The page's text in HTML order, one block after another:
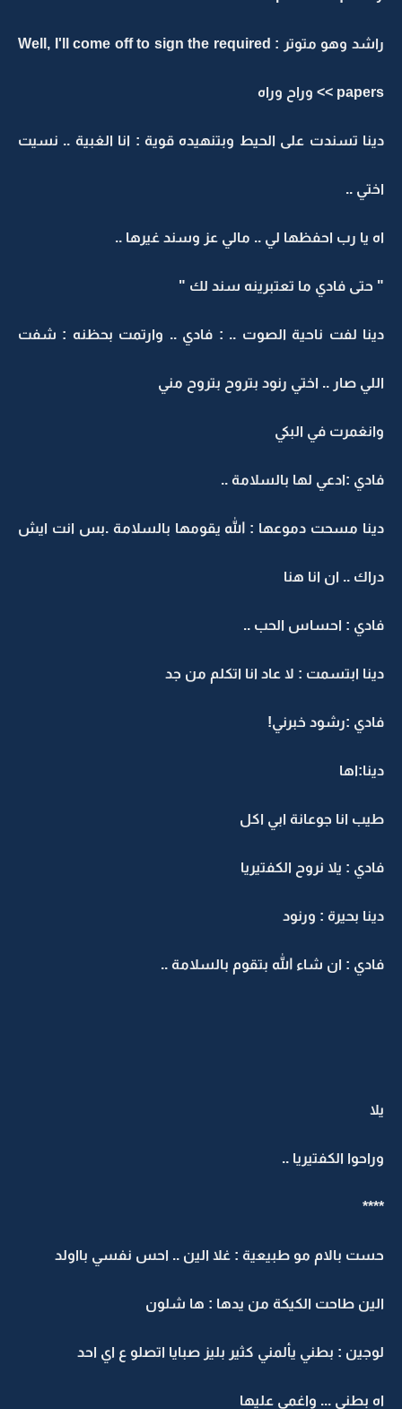
راشد وهو متوتر : Well, I'll come off to sign the required
papers >> وراح وراه
دينا تسندت على الحيط وبتنهيده قوية : انا الغبية .. نسيت
اختي ..
اه يا رب احفظها لي .. مالي عز وسند غيرها ..
" حتى فادي ما تعتبرينه سند لك "
دينا لفت ناحية الصوت .. : فادي .. وارتمت بحظنه : شفت
اللي صار .. اختي رنود بتروح بتروح مني
وانغمرت في البكي
فادي :ادعي لها بالسلامة ..
دينا مسحت دموعها : الله يقومها بالسلامة .بس انت ايش
دراك .. ان انا هنا
فادي : احساس الحب ..
دينا ابتسمت : لا عاد انا اتكلم من جد
فادي :رشود خبرني!
دينا:اها
طيب انا جوعانة ابي اكل
فادي : يلا نروح الكفتيريا
دينا بحيرة : ورنود
فادي : ان شاء الله بتقوم بالسلامة ..
يلا
وراحوا الكفتيريا ..
****
حست بالام مو طبيعية : غلا الين .. احس نفسي بااولد
الين طاحت الكيكة من يدها : ها شلون
لوجين : بطني يألمني كثير بليز صبايا اتصلو ع اي احد
اه بطني ... واغمى عليها